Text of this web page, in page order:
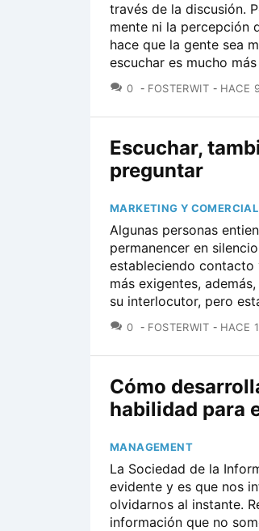
través de la discusión.
mente ni la percepción
hace que la gente sea
escuchar es mucho
0 COMENTARIOS
FOSTERWIT HACE
Escuchar,
preguntar
MARKETING Y COMERCIAL
Algunas personas
permanencer en
estableciendo contacto
más exigentes,
su interlocutor, pero
0 COMENTARIOS
FOSTERWIT HACE
Cómo
habilidad para
MANAGEMENT
La Sociedad de la
evidente y es que nos
olvidarnos al instante.
información que no